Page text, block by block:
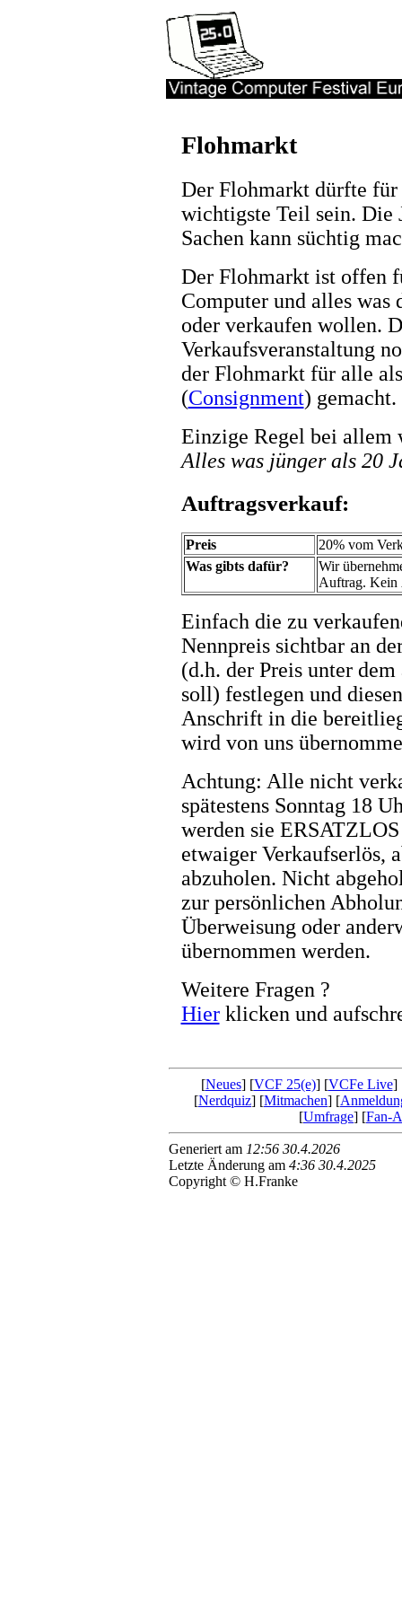
Flohmarkt
Der Flohmarkt dürfte für
wichtigste Teil sein. Die
Sachen kann süchtig
Der Flohmarkt ist offen
Computer und alles was
oder verkaufen wollen.
Verkaufsveranstaltung
der Flohmarkt für alle
(Consignment) gemacht.
Einzige Regel bei allem
Alles was jünger als 20
Auftragsverkauf:
Preis
20% vom
Was gibts dafür?
Wir
Auftrag. Kein
Einfach die zu
Nennpreis sichtbar an
(d.h. der Preis unter
soll) festlegen und
Anschrift in die
wird von uns
Achtung: Alle nicht
spätestens Sonntag 18
werden sie
etwaiger Verkaufserlös,
abzuholen. Nicht
zur persönlichen
Überweisung oder
übernommen werden.
Weitere Fragen ?
Hierklicken und
[Neues] [VCF 25(e)] [VCFe Live]
[Nerdquiz] [Mitmachen] [
[Umfrage] [Fan-
Generiert am 12:56 30.4.2026
Letzte Änderung am 4:36 30.4.2025
Copyright © H.Franke